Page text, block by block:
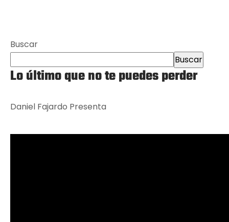
Buscar
Buscar
Lo último que no te puedes perder
Daniel Fajardo Presenta